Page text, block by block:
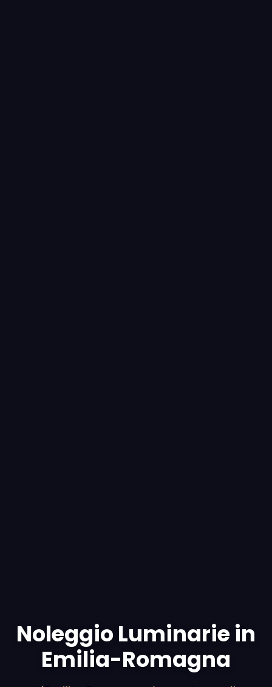
Noleggio Luminarie in
Emilia-Romagna